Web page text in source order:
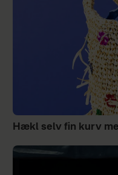
Hækl selv fin kurv